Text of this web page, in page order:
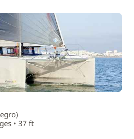
• 37 ft